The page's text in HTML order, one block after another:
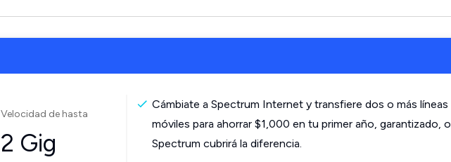
Velocidad de hasta
2 Gig
Cámbiate a Spectrum Internet y transfiere dos o más líneas
móviles para ahorrar $1,000 en tu primer año, garantizado, o
Spectrum cubrirá la diferencia.